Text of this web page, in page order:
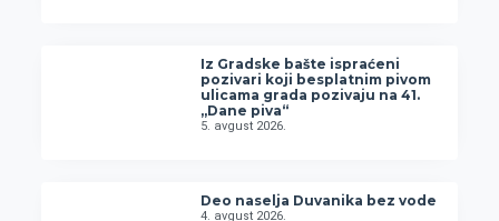
Iz Gradske bašte ispraćeni
pozivari koji besplatnim pivom
ulicama grada pozivaju na 41.
„Dane piva“
5. avgust 2026.
Deo naselja Duvanika bez vode
4. avgust 2026.